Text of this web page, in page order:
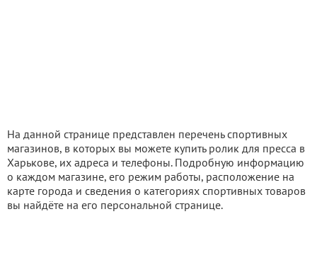
На данной странице представлен перечень спортивных
магазинов, в которых вы можете купить ролик для пресса в
Харькове, их адреса и телефоны. Подробную информацию
о каждом магазине, его режим работы, расположение на
карте города и сведения о категориях спортивных товаров
вы найдёте на его персональной странице.